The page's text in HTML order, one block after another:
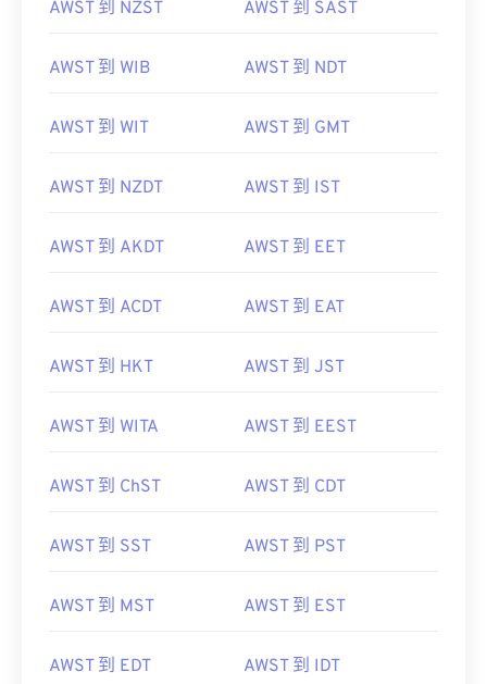
AWST 到 NZST AWST 到 SAST
AWST 到 WIB AWST 到 NDT
AWST 到 WIT AWST 到 GMT
AWST 到 NZDT AWST 到 IST
AWST 到 AKDT AWST 到 EET
AWST 到 ACDT AWST 到 EAT
AWST 到 HKT AWST 到 JST
AWST 到 WITA AWST 到 EEST
AWST 到 ChST AWST 到 CDT
AWST 到 SST AWST 到 PST
AWST 到 MST AWST 到 EST
AWST 到 EDT AWST 到 IDT